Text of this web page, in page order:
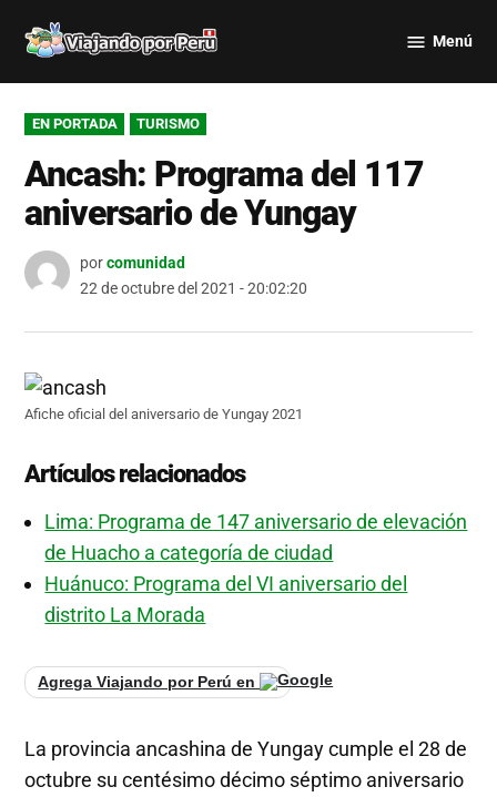
por Perú
Menú
PUBLICADO
EN
EN PORTADA TURISMO
Ancash: Programa del 117
aniversario de Yungay
porcomunidad
22 de octubre del 2021 - 20:02:20
Afiche oficial del aniversario de Yungay 2021
Artículos relacionados
Lima: Programa de 147 aniversario de elevación
de Huacho a categoría de ciudad
Huánuco: Programa del VI aniversario del
distrito La Morada
Agrega Viajando por Perú en
La provincia ancashina de Yungay cumple el 28 de
octubre su centésimo décimo séptimo aniversario